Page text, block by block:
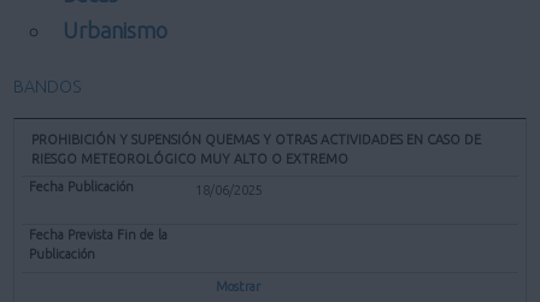
Urbanismo
BANDOS
PROHIBICIÓN Y SUPENSIÓN QUEMAS Y OTRAS ACTIVIDADES EN CASO DE
RIESGO METEOROLÓGICO MUY ALTO O EXTREMO
18/06/2025
Mostrar